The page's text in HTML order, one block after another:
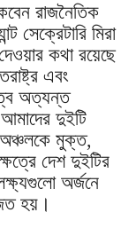
রাজনৈতিক
সেক্রেটারি মিরা
কথা রয়েছে
এবং
অত্যন্ত
দুইটি
অঞ্চলকে মুক্ত,
দেশ দুইটির
অর্জনে
হয়।